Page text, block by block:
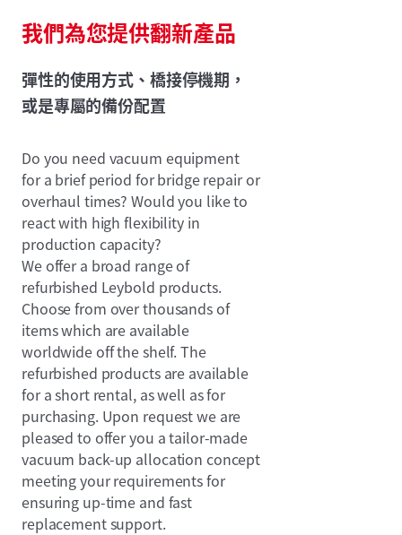
我們為您提供翻新產品
彈性的使用方式、橋接停機期，
或是專屬的備份配置
Do you need vacuum equipment
for a brief period for bridge repair or
overhaul times? Would you like to
react with high flexibility in
production capacity?
We offer a broad range of
refurbished Leybold products.
Choose from over thousands of
items which are available
worldwide off the shelf. The
refurbished products are available
for a short rental, as well as for
purchasing. Upon request we are
pleased to offer you a tailor-made
vacuum back-up allocation concept
meeting your requirements for
ensuring up-time and fast
replacement support.